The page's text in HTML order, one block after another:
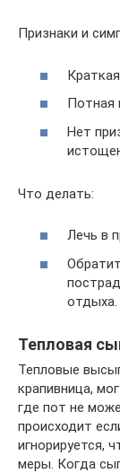
Признаки и
Потная
Нет
Что делать:
Лечь в
отдыха.
Тепловая
Тепловые
крапивница,
где пот не
происходит
игнорируется,
меры. Когда